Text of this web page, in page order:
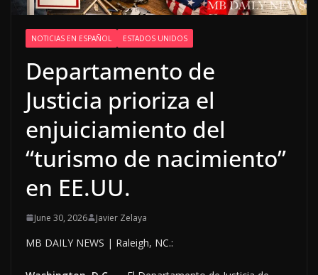
NOTICIAS EN ESPAÑOL ESTADOS UNIDOS
Departamento de
Justicia prioriza el
enjuiciamiento del
“turismo de nacimiento”
en EE.UU.
June 30, 2026 Javier Zelaya
MB DAILY NEWS | Raleigh, NC.: